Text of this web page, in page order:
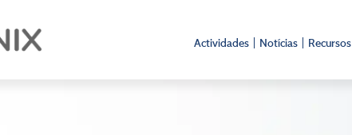
Actividades Notícias Recursos